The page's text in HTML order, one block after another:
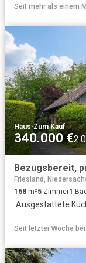
Seit mehr als einem
Haus·Zum Kauf
340.000 €
Friesland,
168 m²5 Zimmer1
·Ausgestattete
Seit letzter Woche bei